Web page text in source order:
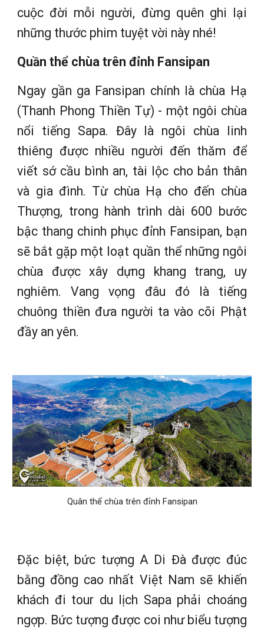
cuộc đời mỗi người, đừng quên ghi lại
những thước phim tuyệt vời này nhé!
Quần thể chùa trên đỉnh Fansipan
Ngay gần ga Fansipan chính là chùa Hạ
(Thanh Phong Thiền Tự) - một ngôi chùa
nổi tiếng Sapa. Đây là ngôi chùa linh
thiêng được nhiều người đến thăm để
viết sớ cầu bình an, tài lộc cho bản thân
và gia đình. Từ chùa Hạ cho đến chùa
Thượng, trong hành trình dài 600 bước
bậc thang chinh phục đỉnh Fansipan, bạn
sẽ bắt gặp một loạt quần thể những ngôi
chùa được xây dựng khang trang, uy
nghiêm. Vang vọng đâu đó là tiếng
chuông thiền đưa người ta vào cõi Phật
đầy an yên.
Quân thể chùa trên đỉnh Fansipan
Đặc biệt, bức tượng A Di Đà được đúc
bằng đồng cao nhất Việt Nam sẽ khiến
khách đi tour du lịch Sapa phải choáng
ngợp. Bức tượng được coi như biểu tượng